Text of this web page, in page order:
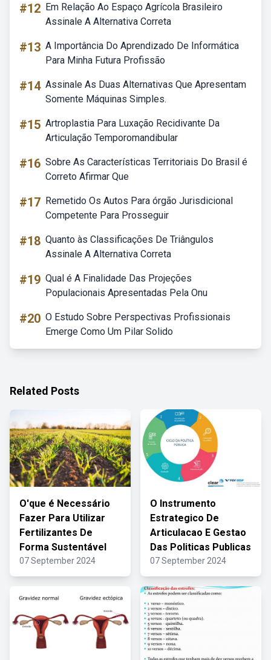
#12 Em Relação Ao Espaço Agrícola Brasileiro
Assinale A Alternativa Correta
#13 A Importância Do Aprendizado De Informática
Para Minha Futura Profissão
#14 Assinale As Duas Alternativas Que Apresentam
Somente Máquinas Simples.
#15 Artroplastia Para Luxação Recidivante Da
Articulação Temporomandibular
#16 Sobre As Características Territoriais Do Brasil é
Correto Afirmar Que
#17 Remetido Os Autos Para órgão Jurisdicional
Competente Para Prosseguir
#18 Quanto às Classificações De Triângulos
Assinale A Alternativa Correta
#19 Qual é A Finalidade Das Projeções
Populacionais Apresentadas Pela Onu
#20 O Estudo Sobre Perspectivas Profissionais
Emerge Como Um Pilar Solido
Related Posts
O'que é Necessário
Fazer Para Utilizar
Fertilizantes De
Forma Sustentável
07 September 2024
O Instrumento
Estrategico De
Articulacao E Gestao
Das Politicas Publicas
07 September 2024